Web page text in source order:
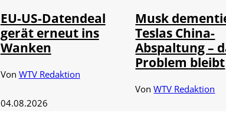
EU-US-Datendeal
gerät erneut ins
Wanken
Von WTV Redaktion
04.08.2026
Musk
Teslas China-
Abspaltung –
Problem bleibt
VonWTV Redaktion